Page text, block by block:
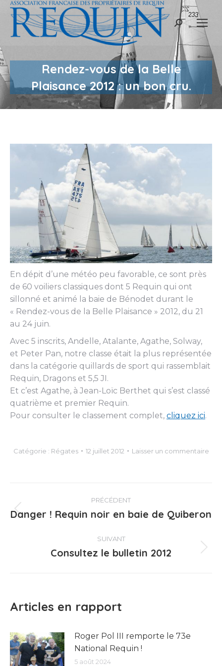
Recherche
Rendez-vous de la Belle
Plaisance 2012 : un bon cru.
En dépit d’une météo peu favorable, ce sont près
de 60 voiliers classiques dont 5 Requin qui ont
sillonné et animé la baie de Bénodet durant le
« Rendez-vous de la Belle Plaisance » 2012, du 21
au 24 juin.
Avec 5 inscrits, Andelle, Atalante, Agathe, Solway,
et Peter Pan, notre classe était la plus représentée
dans la catégorie quillards de sport qui rassemblait
Requin, Dragons et 5,5 JI.
Et c’est Agathe, à Jean-Loïc Berthet qui s’est classé
quatrième et premier Requin.
Pour consulter le classement complet, cliquez ici.
Catégorie : Régates 12 juillet 2012 Laisser un commentaire
Navigation
article
PRÉCÉDENT
Article
:
Danger ! Requin noir en baie de Quiberon
SUIVANT
Article
Consultez le bulletin 2012
Articles en rapport
Roger Pol III remporte le 73e
National Requin !
5 août 2024